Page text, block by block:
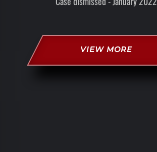
VIEW MORE